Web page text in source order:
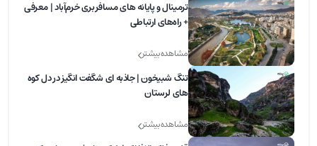
ترمینال و پایانه های مسافربری خرم‌آباد | معرفی
+ راه‌های ارتباطی
مشاهده بیشتر
تنگ شبیخون | جاذبه ای شگفت انگیز در دل کوه
های لرستان
مشاهده بیشتر